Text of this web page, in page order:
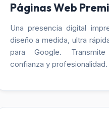
Páginas Web
Una presencia digital
diseño a medida, ultra
para Google.
confianza y profesionalidad.